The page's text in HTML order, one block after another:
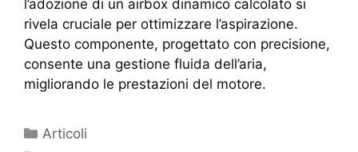
l’adozione di un airbox dinamico calcolato si
rivela cruciale per ottimizzare l’aspirazione.
Questo componente, progettato con precisione,
consente una gestione fluida dell’aria,
migliorando le prestazioni del motore.
Articoli